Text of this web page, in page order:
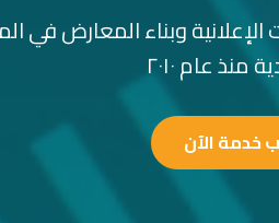
وبناء المعارض في
عام ٢٠١٠
خدمة الآن